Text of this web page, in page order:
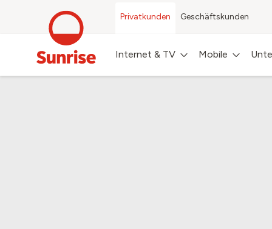
Privatkunden Geschäftskunden
Internet & TV Mobile